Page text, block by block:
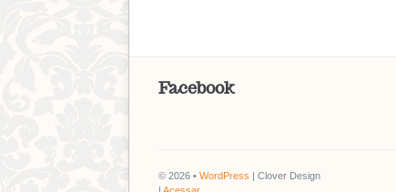
Facebook
© 2026 • WordPress | Clover Design